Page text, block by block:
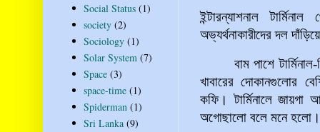
ইন্টারন্যাশনাল টার্মিনাল
অভ্যর্থনাকারীদের দল
বাম পাশে টার্মিনাল-
খাবারের দোকানগুলোর
কফি। টার্মিনালে
অগোছালো বলে মনে হলো ।
Social Status (1)
society (2)
Sociology (1)
Solar System (7)
Space (3)
space-time (1)
Spiderman (1)
Sri Lanka (9)